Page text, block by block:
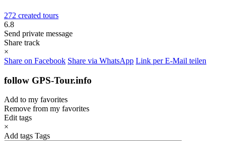
272 created tours
6.8
Send private message
Share track
×
Share on Facebook Share via WhatsApp Link per E-Mail teilen
follow GPS-Tour.info
Add to my favorites
Remove from my favorites
Edit tags
×
Add tags Tags